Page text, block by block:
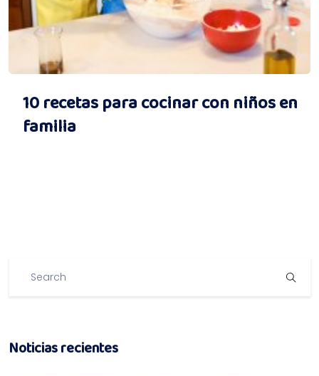
10 recetas para cocinar con niños en
familia
Noticias recientes